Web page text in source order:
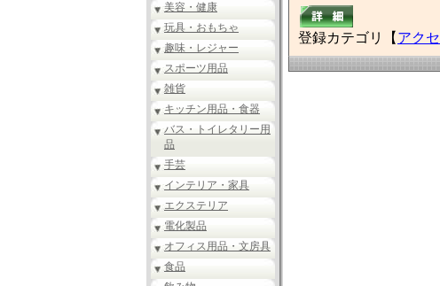
美容・健康
玩具・おもちゃ
趣味・レジャー
スポーツ用品
雑貨
キッチン用品・食器
バス・トイレタリー用
品
手芸
インテリア・家具
エクステリア
電化製品
オフィス用品・文房具
食品
登録カテゴリ【 アク